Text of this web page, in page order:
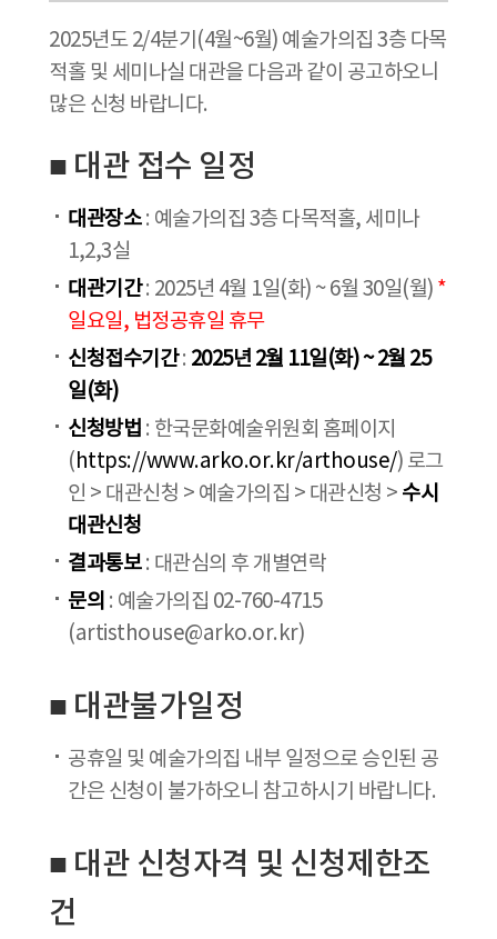
2025년도 2/4분기(4월~6월) 예술가의집 3층 다목
적홀 및 세미나실 대관을 다음과 같이 공고하오니
많은 신청 바랍니다.
■ 대관 접수 일정
대관장소: 예술가의집 3층 다목적홀, 세미나
1,2,3실
대관기간: 2025년 4월 1일(화) ~ 6월 30일(월) *
일요일, 법정공휴일 휴무
신청접수기간: 2025년 2월 11일(화) ~ 2월 25
일(화)
신청방법 : 한국문화예술위원회 홈페이지
( https://www.arko.or.kr/arthouse/) 로그
인 > 대관신청 > 예술가의집 > 대관신청 > 수시
대관신청
결과통보: 대관심의 후 개별연락
문의 : 예술가의집 02-760-4715
(artisthouse@arko.or.kr)
■ 대관불가일정
공휴일 및 예술가의집 내부 일정으로 승인된 공
간은 신청이 불가하오니 참고하시기 바랍니다.
■ 대관 신청자격 및 신청제한조
건